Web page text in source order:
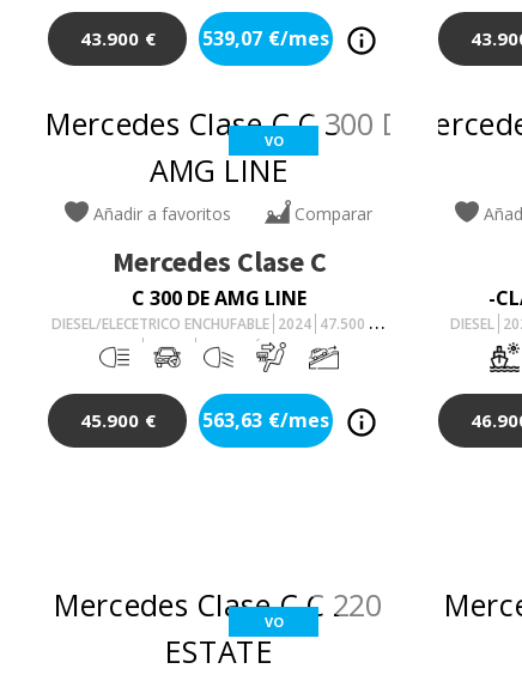
43.900 € 539,07 €/mes
VO
Añadir a favoritos Comparar
Mercedes Clase C
C 300 DE AMG LINE
DIESEL/ELECETRICO ENCHUFABLE 2024 47.500 Km
313Cv AUTOMÁTICO
45.900 € 563,63 €/mes
-
DIESEL
VO